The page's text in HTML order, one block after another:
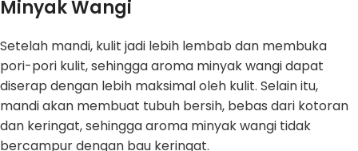
Minyak Wangi
Setelah mandi, kulit jadi lebih lembab dan membuka
pori-pori kulit, sehingga aroma minyak wangi dapat
diserap dengan lebih maksimal oleh kulit. Selain itu,
mandi akan membuat tubuh bersih, bebas dari kotoran
dan keringat, sehingga aroma minyak wangi tidak
bercampur dengan bau keringat.